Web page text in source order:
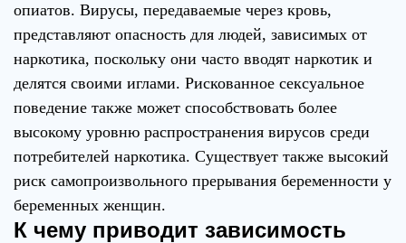
опиатов. Вирусы, передаваемые через кровь,
представляют опасность для людей, зависимых от
наркотика, поскольку они часто вводят наркотик и
делятся своими иглами. Рискованное сексуальное
поведение также может способствовать более
высокому уровню распространения вирусов среди
потребителей наркотика. Существует также высокий
риск самопроизвольного прерывания беременности у
беременных женщин.
К чему приводит зависимость